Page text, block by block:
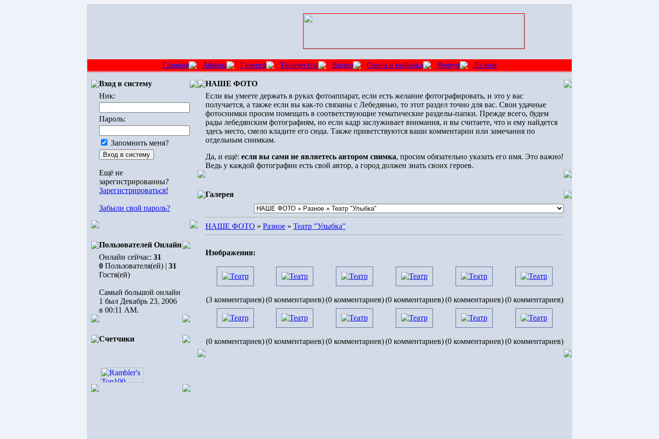
Главная Афиша Галерея Творчество Видео Охота и рыбалка Форум Ле.ком
Вход в систему
Ник:
Пароль:
Запомнить меня?
Ещё не
зарегистрированны?
Зарегистрироваться!
Забыли свой пароль?
Пользователей Онлайн
Онлайн сейчас: 31
0 Пользователя(ей) | 31
Гостя(ей)
Самый большой онлайн
1 был Декабрь 23, 2006
в 00:11 AM.
Счетчики
НАШЕ ФОТО
Если вы умеете держать в руках фотоаппарат, если есть желание фотографировать, и это у вас
получается, а также если вы как-то связаны с Лебедянью, то этот раздел точно для вас. Свои удачные
фотоснимки просим помещать в соответствующие тематические разделы-папки. Прежде всего, будем
рады лебедянским фотографиям, но если кадр заслуживает внимания, и вы считаете, что и ему найдется
здесь место, смело кладите его сюда. Также приветствуются ваши комментарии или замечания по
отдельным снимкам.
Да, и ещё: если вы сами не являетесь автором снимка, просим обязательно указать его имя. Это важно!
Ведь у каждой фотографии есть свой автор, а город должен знать своих героев.
Галерея
НАШЕ ФОТО » Разное » Театр "Улыбка"
Изображения:
(3 комментариев)(0 комментариев) (0 комментариев) (0 комментариев) (0 комментариев) (0 комментариев)
(0 комментариев)(0 комментариев) (0 комментариев) (0 комментариев) (0 комментариев) (0 комментариев)